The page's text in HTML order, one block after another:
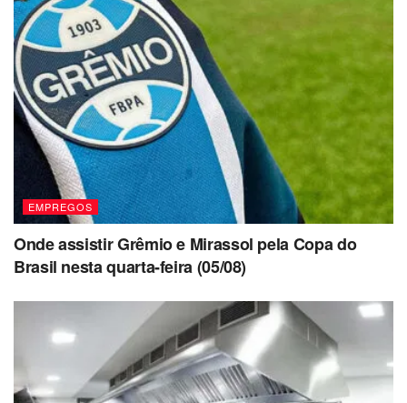
EMPREGOS
Onde assistir Grêmio e Mirassol pela Copa do
Brasil nesta quarta-feira (05/08)